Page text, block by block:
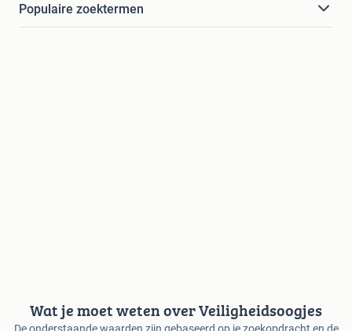
Populaire zoektermen
Wat je moet weten over Veiligheidsoogjes
De onderstaande waarden zijn gebaseerd op je zoekopdracht en de